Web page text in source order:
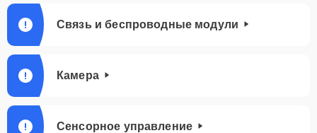
Связь и беспроводные модули
Камера
Сенсорное управление